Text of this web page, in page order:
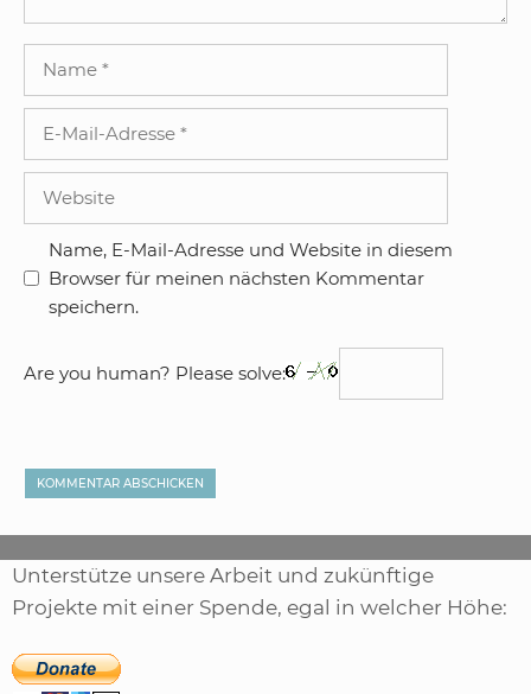
Adresse
Name, E-Mail-Adresse und Website in diesem
Browser für meinen nächsten Kommentar
speichern.
Are you human? Please solve:
Unterstütze unsere Arbeit und zukünftige
Projekte mit einer Spende, egal in welcher Höhe: